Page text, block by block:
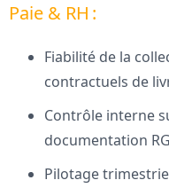
Paie & RH :
Fiabilité de la
contractuels de
Contrôle interne
documentation
Pilotage